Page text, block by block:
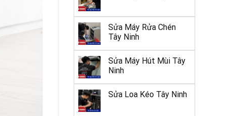
Sửa Máy Rửa Chén
Tây Ninh
Sửa Máy Hút Mùi Tây
Ninh
Sửa Loa Kéo Tây Ninh